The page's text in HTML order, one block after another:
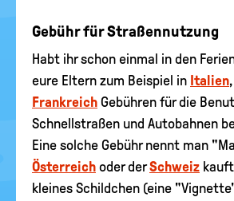
Gebühr für Straßennutzung
Habt ihr schon einmal in den
eure Eltern zum Beispiel in Italien,
Frankreich Gebühren für die
Schnellstraßen und Autobahnen
Eine solche Gebühr nennt man
Österreich oder derSchweiz
kleines Schildchen (eine